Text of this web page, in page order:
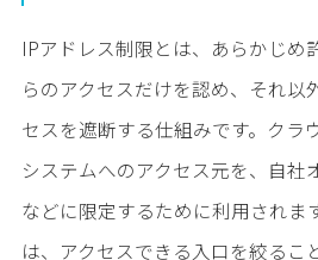
IPアドレス制限とは、あらかじめ
らのアクセスだけを認め、それ以
セスを遮断する仕組みです。クラ
システムへのアクセス元を、自社
などに限定するために利用されま
は、アクセスできる入口を絞るこ